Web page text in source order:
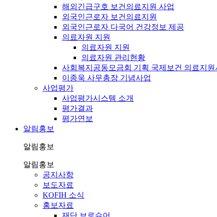
해외긴급구호 보건의료지원 사업
외국인근로자 보건의료지원
외국인근로자 다국어 건강정보 제공
의료자원 지원
의료자원 지원
의료자원 관리현황
사회복지공동모금회 기획 국제보건 의료지원
이종욱 사무총장 기념사업
사업평가
사업평가시스템 소개
평가결과
평가연보
알림홍보
알림홍보
알림홍보
공지사항
보도자료
KOFIH 소식
홍보자료
재단 브로슈어